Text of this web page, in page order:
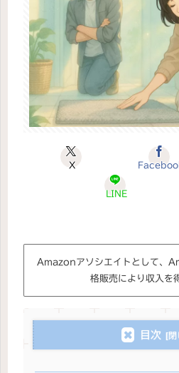
X
LINE
Amazonアソシエイトとして、
格販売により収入を
目次